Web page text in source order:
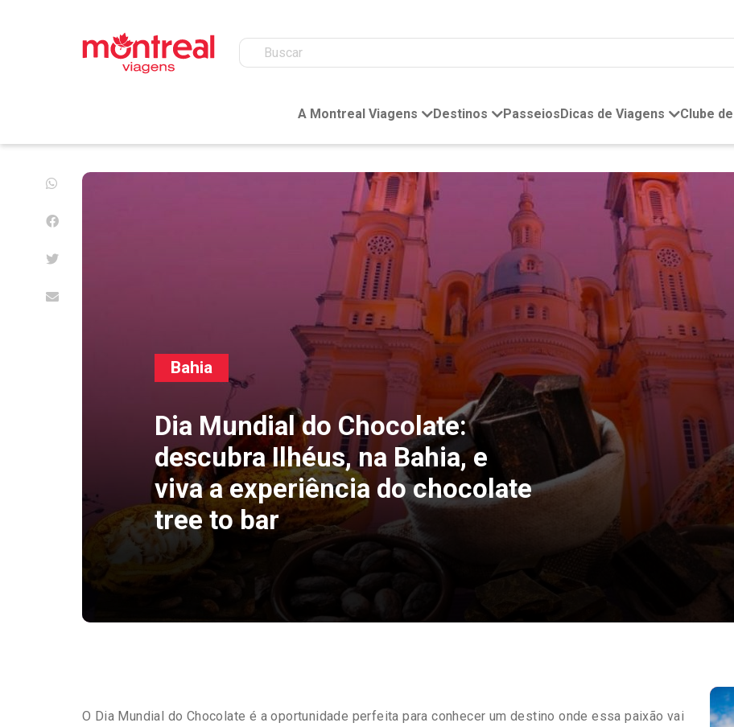
A Montreal Viagens Destinos Passeios Dicas de Viagens Clube
Bahia
Dia Mundial do Chocolate:
descubra Ilhéus, na Bahia, e
viva a experiência do chocolate
tree to bar
O Dia Mundial do Chocolate é a oportunidade perfeita para conhecer um destino onde essa paixão vai